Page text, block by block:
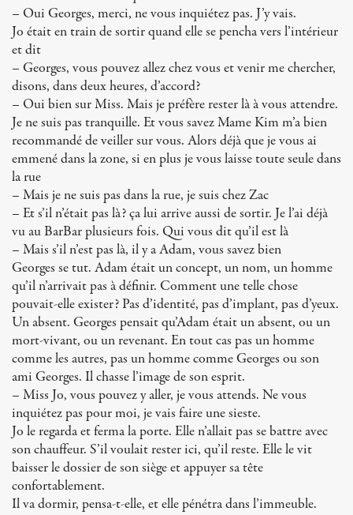
– Oui Georges, merci, ne vous inquiétez pas. J’y vais.
Jo était en train de sortir quand elle se pencha vers l’intérieur
et dit
– Georges, vous pouvez allez chez vous et venir me chercher,
disons, dans deux heures, d’accord?
– Oui bien sur Miss. Mais je préfère rester là à vous attendre.
Je ne suis pas tranquille. Et vous savez Mame Kim m’a bien
recommandé de veiller sur vous. Alors déjà que je vous ai
emmené dans la zone, si en plus je vous laisse toute seule dans
la rue
– Mais je ne suis pas dans la rue, je suis chez Zac
– Et s’il n’était pas là? ça lui arrive aussi de sortir. Je l’ai déjà
vu au BarBar plusieurs fois. Qui vous dit qu’il est là
– Mais s’il n’est pas là, il y a Adam, vous savez bien
Georges se tut. Adam était un concept, un nom, un homme
qu’il n’arrivait pas à définir. Comment une telle chose
pouvait-elle exister? Pas d’identité, pas d’implant, pas d’yeux.
Un absent. Georges pensait qu’Adam était un absent, ou un
mort-vivant, ou un revenant. En tout cas pas un homme
comme les autres, pas un homme comme Georges ou son
ami Georges. Il chasse l’image de son esprit.
– Miss Jo, vous pouvez y aller, je vous attends. Ne vous
inquiétez pas pour moi, je vais faire une sieste.
Jo le regarda et ferma la porte. Elle n’allait pas se battre avec
son chauffeur. S’il voulait rester ici, qu’il reste. Elle le vit
baisser le dossier de son siège et appuyer sa tête
confortablement.
Il va dormir, pensa-t-elle, et elle pénétra dans l’immeuble.